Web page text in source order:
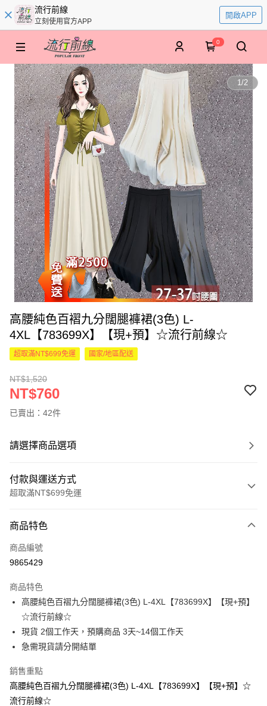
流行前線
立刻使用官方APP
開啟APP
0
1/2
高腰純色百褶九分闊腿褲裙(3色) L-
4XL【783699X】【現+預】☆流行前線☆
超取滿NT$699免運 國家/地區配送
NT$1,520
NT$760
已賣出：42件
請選擇商品選項
付款與運送方式
超取滿NT$699免運
信用卡一次付款
超商取貨付款
Apple Pay
街口支付
悠遊付
Google Pay
全支付
商品特色
商品編號
9865429
商品特色
高腰純色百褶九分闊腿褲裙(3色) L-4XL【783699X】【現+預】
☆流行前線☆
現貨 2個工作天，預購商品 3天~14個工作天
急需現貨請分開結單
銷售重點
高腰純色百褶九分闊腿褲裙(3色) L-4XL【783699X】【現+預】☆
流行前線☆